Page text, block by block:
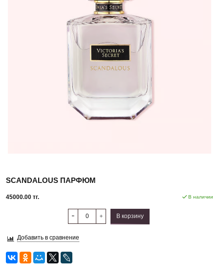
SCANDALOUS ПАРФЮМ
45000.00 тг. В наличии
В корзину
Добавить в сравнение